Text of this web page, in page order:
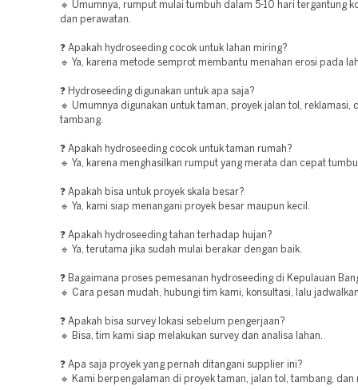
🔹 Umumnya, rumput mulai tumbuh dalam 5-10 hari tergantung
dan perawatan.
❓ Apakah hydroseeding cocok untuk lahan miring?
🔹 Ya, karena metode semprot membantu menahan erosi pada
❓ Hydroseeding digunakan untuk apa saja?
🔹 Umumnya digunakan untuk taman, proyek jalan tol, reklamasi,
tambang.
❓ Apakah hydroseeding cocok untuk taman rumah?
🔹 Ya, karena menghasilkan rumput yang merata dan cepat
❓ Apakah bisa untuk proyek skala besar?
🔹 Ya, kami siap menangani proyek besar maupun kecil.
❓ Apakah hydroseeding tahan terhadap hujan?
🔹 Ya, terutama jika sudah mulai berakar dengan baik.
❓ Bagaimana proses pemesanan hydroseeding di Kepulauan
🔹 Cara pesan mudah, hubungi tim kami, konsultasi, lalu
❓ Apakah bisa survey lokasi sebelum pengerjaan?
🔹 Bisa, tim kami siap melakukan survey dan analisa lahan.
❓ Apa saja proyek yang pernah ditangani supplier ini?
🔹 Kami berpengalaman di proyek taman, jalan tol, tambang, dan